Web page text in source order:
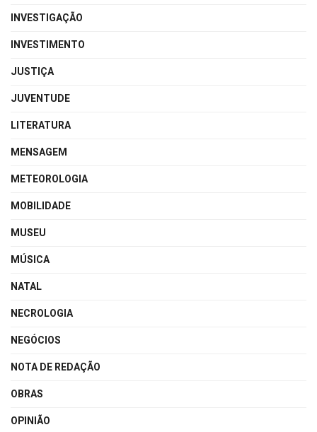
INVESTIGAÇÃO
INVESTIMENTO
JUSTIÇA
JUVENTUDE
LITERATURA
MENSAGEM
METEOROLOGIA
MOBILIDADE
MUSEU
MÚSICA
NATAL
NECROLOGIA
NEGÓCIOS
NOTA DE REDAÇÃO
OBRAS
OPINIÃO